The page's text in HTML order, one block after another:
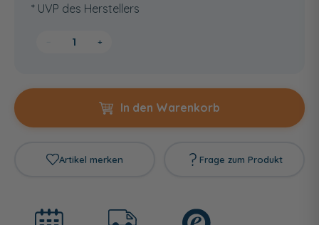
* UVP des Herstellers
+
In den Warenkorb
Artikel merken Frage zum Produkt